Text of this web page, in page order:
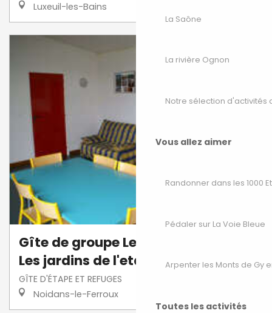
La Saône
La rivière Ognon
Notre sélection d'activités
Vous allez aimer
Randonner dans les 1000
Pédaler sur La Voie Bleue
Arpenter les Monts de Gy
Toutes les activités
Luxeuil-les-Bains
Gîte de groupe Le grand canady
Les jardins de l'etang
GÎTE D'ÉTAPE ET REFUGES
Noidans-le-Ferroux